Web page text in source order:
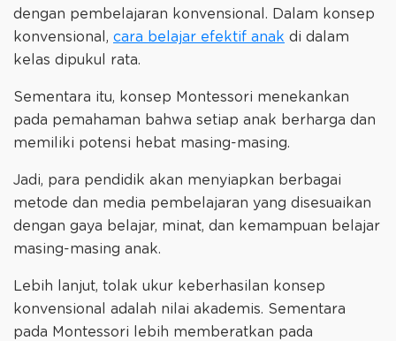
dengan pembelajaran konvensional. Dalam konsep
konvensional, cara belajar efektif anak di dalam
kelas dipukul rata.
Sementara itu, konsep Montessori menekankan
pada pemahaman bahwa setiap anak berharga dan
memiliki potensi hebat masing-masing.
Jadi, para pendidik akan menyiapkan berbagai
metode dan media pembelajaran yang disesuaikan
dengan gaya belajar, minat, dan kemampuan belajar
masing-masing anak.
Lebih lanjut, tolak ukur keberhasilan konsep
konvensional adalah nilai akademis. Sementara
pada Montessori lebih memberatkan pada